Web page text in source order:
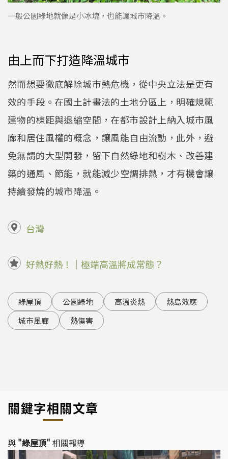
一般公園綠地就像是小冰塊，也能讓城市降溫。
由上而下打造降溫城市
然而想要徹底解除城市熱危機，從中央立法是更有
效的手段。在國土計畫法的土地分區上，明確規範
建物的棟距與退縮空間，在都市設計上納入城市風
廊和居住風權的概念，讓風能自由流動，此外，避
免無謂的大型開發，留下自然綠地和樹木、改善建
築的通風、節能，就能減少空調排熱，才有機會讓
持續發燒的城市降溫。
台灣
好熱好熱！｜極端高溫將成常態？
綠屋頂 公園綠地 高溫炎熱
熱島效應
城市風廊
熱傷害
關鍵字相關文章
與 "綠屋頂" 相關報導